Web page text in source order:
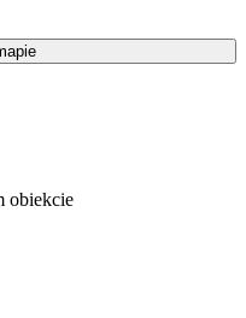
z łazienkami.
osób, długości pobytu - od
obiekcie